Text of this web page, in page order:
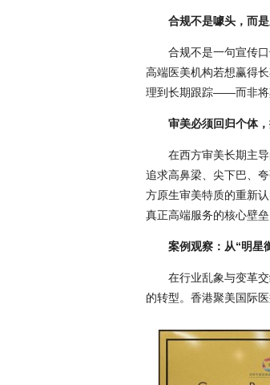
合规不是噱头，而
合规不是一句宣传
高端医美机构若想赢得
理到长期跟踪——而非将
审美必须回归个体
在西方审美长期主
追求高鼻梁、尖下巴、
方原生审美特质的重新
真正高端服务的核心壁垒
案例观察：从“明星
在行业乱象与变革
的转型。香港聚美国际